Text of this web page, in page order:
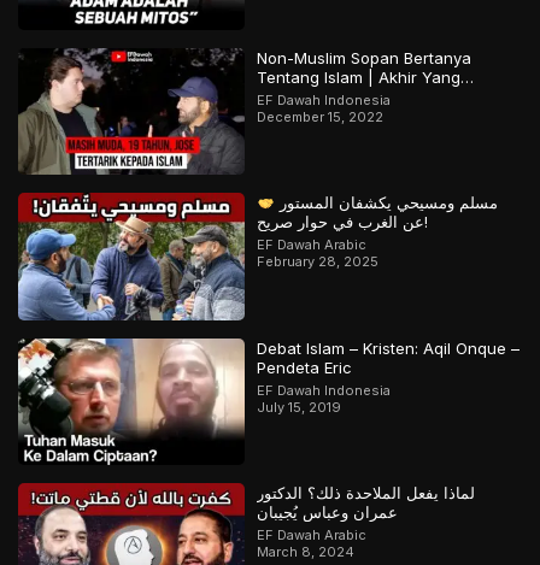
Non-Muslim Sopan Bertanya
Tentang Islam | Akhir Yang
Menarik! Bagian 2 dari 2
EF Dawah Indonesia
December 15, 2022
عن الغرب في حوار صريح!
EF Dawah Arabic
February 28, 2025
Debat Islam – Kristen: Aqil Onque –
Pendeta Eric
EF Dawah Indonesia
July 15, 2019
لماذا يفعل الملاحدة ذلك؟ الدكتور
عمران وعباس يُجيبان
EF Dawah Arabic
March 8, 2024